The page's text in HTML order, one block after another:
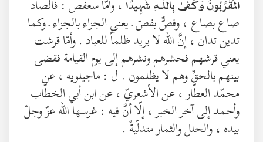
الْمُقَرَّبُونَ وَكَفَىٰ بِاللَّـهِ شَهِيدًا ، وأمّا سعفص : فالصاد
صاع بصاع ، وفصٌّ بفصّ ـ يعني الجزاء بالجزاء ـ وكما
تدين تدان ، إنَّ الله لا يريد ظلماً للعباد . وأمّا قرشت
يعني قرشهم فحشرهم ونشرهم إلى يوم القيامة فقضى
بينهم بالحقِّ وهم لا يظلمون . ل : ماجيلويه ، عن
محمّد العطّار ، عن الأشعريّ ، عن ابن أبي الخطّاب
وأحمد إلى آخر الخبر ، إلّا أنَّ فيه : غرسها الله عزّ وجلّ
بيده ، والحلل والثمار متدلّيةً .